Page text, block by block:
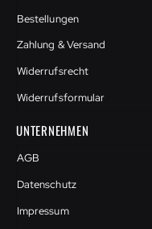
Bestellungen
Zahlung & Versand
Widerrufsrecht
Widerrufsformular
UNTERNEHMEN
AGB
Datenschutz
Impressum